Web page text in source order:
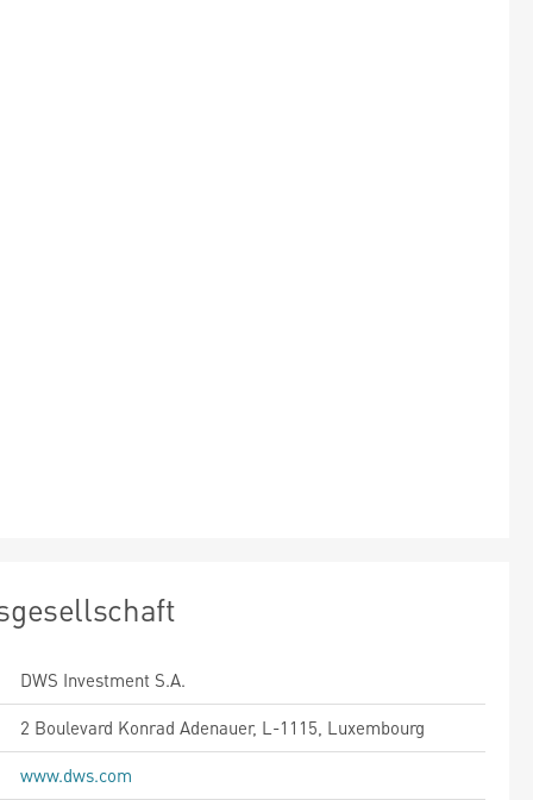
DWS Investment S.A.
2 Boulevard Konrad Adenauer, L-1115, Luxembourg
www.dws.com